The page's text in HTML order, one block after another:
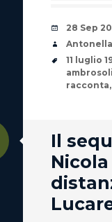
Date
28 Sep
Author
Antonella
Tags
11 luglio
ambrosoli
racconta,
Il
Standard